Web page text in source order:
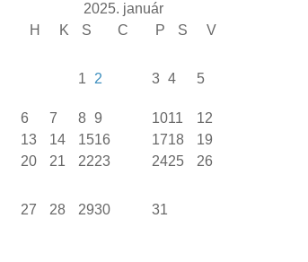
2025. január
H
K S C P S V
1 2 3 4 5
6 7 8 9 1011
12
13
14 1516 1718
19
20
21 2223 2425 26
27 28 2930 31